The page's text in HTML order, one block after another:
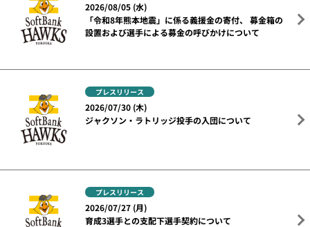
2026/08/05 (水)
「令和8年熊本地震」に係る義援金の寄付、 募金箱の
設置および選手による募金の呼びかけについて
プレスリリース
2026/07/30 (木)
ジャクソン・ラトリッジ投手の入団について
プレスリリース
2026/07/27 (月)
育成3選手との支配下選手契約について